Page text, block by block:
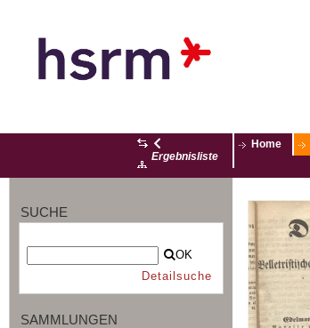
Ergebnisliste
Home
SUCHE
OK
Detailsuche
SAMMLUNGEN